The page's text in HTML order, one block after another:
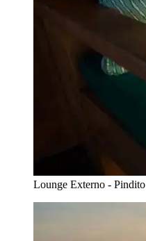
Lounge Externo - Pindito